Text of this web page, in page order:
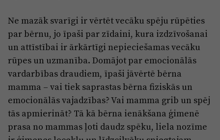
Ne mazāk svarīgi ir vērtēt vecāku spēju rūpēties
par bērnu, jo īpaši par zīdaini, kura izdzīvošanai
un attīstībai ir ārkārtīgi nepieciešamas vecāku
rūpes un uzmanība. Domājot par emocionālās
vardarbības draudiem, īpaši jāvērtē bērna
mamma – vai tiek saprastas bērna fiziskās un
emocionālās vajadzības? Vai mamma grib un spēj
tās apmierināt? Tā kā bērna ienākšana ģimenē
prasa no mammas ļoti daudz spēku, liela nozīme